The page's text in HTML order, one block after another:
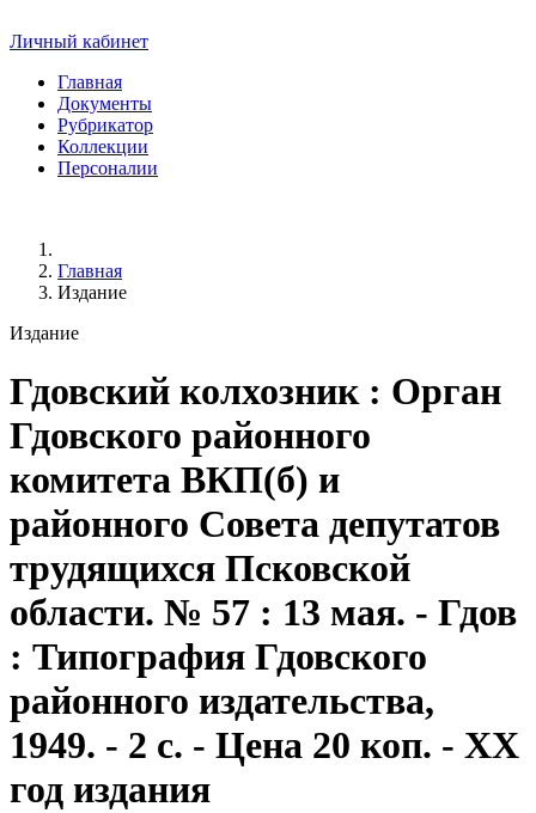
Личный кабинет
Главная
Документы
Рубрикатор
Коллекции
Персоналии
Главная
Издание
Издание
Гдовский колхозник: Орган
Гдовского районного
комитета ВКП(б) и
районного Совета депутатов
трудящихся Псковской
области. № 57 : 13 мая. - Гдов
: Типография Гдовского
районного издательства,
1949. - 2 с. - Цена 20 коп. - XX
год издания